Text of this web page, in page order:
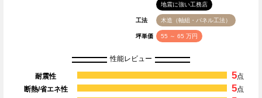
地震に強い工務店
工法 木造（軸組・パネル工法）
坪単価 55 ～ 65 万円
性能レビュー
耐震性 5点
断熱/省エネ性
5点